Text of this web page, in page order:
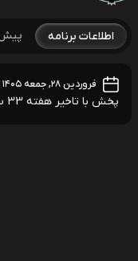
اطلاعات برنامه
فروردین ۲۸, جمعه ۱۴۰۵ ساعت ۱۶:۲۹
پخش با تاخیر هفته 33 سری آ ایتالیا - فصل 26-2025